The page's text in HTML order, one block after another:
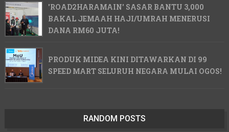
'ROAD2HARAMAIN' SASAR BANTU 3,000
BAKAL JEMAAH HAJI/UMRAH MENERUSI
DANA RM60 JUTA!
PRODUK MIDEA KINI DITAWARKAN DI 99
SPEED MART SELURUH NEGARA MULAI OGOS!
RANDOM POSTS